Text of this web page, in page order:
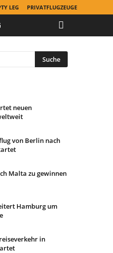
LEG PRIVATFLUGZEUGE
neuen
von Berlin nach
Malta zu gewinnen
Hamburg um
in